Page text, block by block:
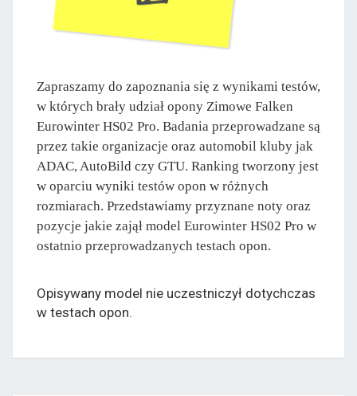
Zapraszamy do zapoznania się z wynikami testów,
w których brały udział opony Zimowe Falken
Eurowinter HS02 Pro. Badania przeprowadzane są
przez takie organizacje oraz automobil kluby jak
ADAC, AutoBild czy GTU. Ranking tworzony jest
w oparciu wyniki testów opon w różnych
rozmiarach. Przedstawiamy przyznane noty oraz
pozycje jakie zajął model Eurowinter HS02 Pro w
ostatnio przeprowadzanych testach opon.
Opisywany model nie uczestniczył dotychczas
w testach opon.